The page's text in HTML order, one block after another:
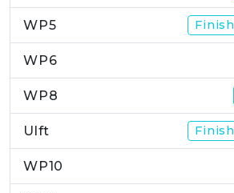
WP5 Finish
WP6
WP8
Ulft Finish
WP10